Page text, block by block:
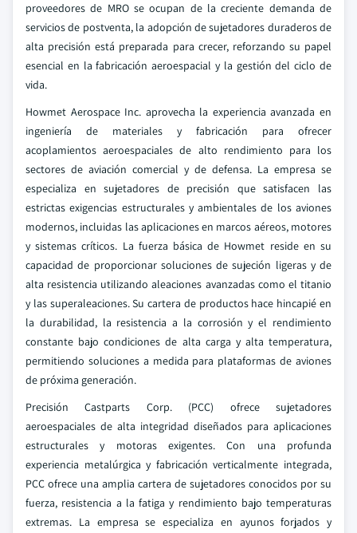
proveedores de MRO se ocupan de la creciente demanda de
servicios de postventa, la adopción de sujetadores duraderos de
alta precisión está preparada para crecer, reforzando su papel
esencial en la fabricación aeroespacial y la gestión del ciclo de
vida.
Howmet Aerospace Inc. aprovecha la experiencia avanzada en
ingeniería de materiales y fabricación para ofrecer
acoplamientos aeroespaciales de alto rendimiento para los
sectores de aviación comercial y de defensa. La empresa se
especializa en sujetadores de precisión que satisfacen las
estrictas exigencias estructurales y ambientales de los aviones
modernos, incluidas las aplicaciones en marcos aéreos, motores
y sistemas críticos. La fuerza básica de Howmet reside en su
capacidad de proporcionar soluciones de sujeción ligeras y de
alta resistencia utilizando aleaciones avanzadas como el titanio
y las superaleaciones. Su cartera de productos hace hincapié en
la durabilidad, la resistencia a la corrosión y el rendimiento
constante bajo condiciones de alta carga y alta temperatura,
permitiendo soluciones a medida para plataformas de aviones
de próxima generación.
Precisión Castparts Corp. (PCC) ofrece sujetadores
aeroespaciales de alta integridad diseñados para aplicaciones
estructurales y motoras exigentes. Con una profunda
experiencia metalúrgica y fabricación verticalmente integrada,
PCC ofrece una amplia cartera de sujetadores conocidos por su
fuerza, resistencia a la fatiga y rendimiento bajo temperaturas
extremas. La empresa se especializa en ayunos forjados y